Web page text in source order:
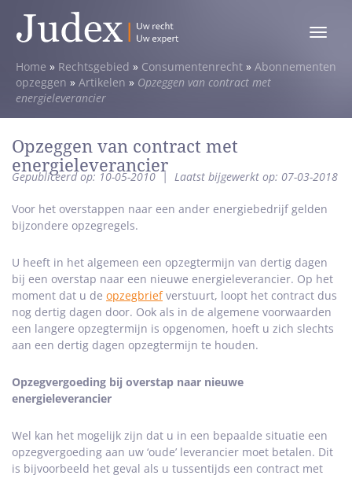
Toggle
Home » Rechtsgebied » Consumentenrecht » Abonnementen
opzeggen » Artikelen » Opzeggen van contract met
energieleverancier
Opzeggen van contract met
energieleverancier
Gepubliceerd op: 10-05-2010| Laatst bijgewerkt op: 07-03-2018
Voor het overstappen naar een ander energiebedrijf gelden
bijzondere opzegregels.
U heeft in het algemeen een opzegtermijn van dertig dagen
bij een overstap naar een nieuwe energieleverancier. Op het
moment dat u de opzegbriefverstuurt, loopt het contract dus
nog dertig dagen door. Ook als in de algemene voorwaarden
een langere opzegtermijn is opgenomen, hoeft u zich slechts
aan een dertig dagen opzegtermijn te houden.
Opzegvergoeding bij overstap naar nieuwe
energieleverancier
Wel kan het mogelijk zijn dat u in een bepaalde situatie een
opzegvergoeding aan uw ‘oude’ leverancier moet betalen. Dit
is bijvoorbeeld het geval als u tussentijds een contract met